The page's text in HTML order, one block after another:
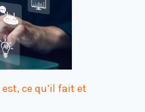
ce qu’il fait et